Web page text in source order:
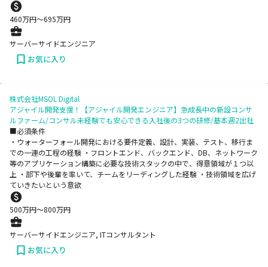
460万円〜695万円
サーバーサイドエンジニア
お気に入り
株式会社MSOL Digital
アジャイル開発支援！【アジャイル開発エンジニア】急成長中の新設コンサ
ルファーム/コンサル未経験でも安心できる入社後の3つの研修/基本週2出社
■必須条件
・ウォーターフォール開発における要件定義、設計、実装、テスト、移行ま
での一連の工程の経験 ・フロントエンド、バックエンド、DB、ネットワーク
等のアプリケーション構築に必要な技術スタックの中で、得意領域が１つ以
上 ・部下や後輩を率いて、チームをリーディングした経験 ・技術領域を広げ
ていきたいという意欲
500万円〜800万円
サーバーサイドエンジニア, ITコンサルタント
お気に入り